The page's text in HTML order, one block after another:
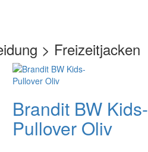
> Freizeitjacken
Brandit BW Kids-
Pullover Oliv